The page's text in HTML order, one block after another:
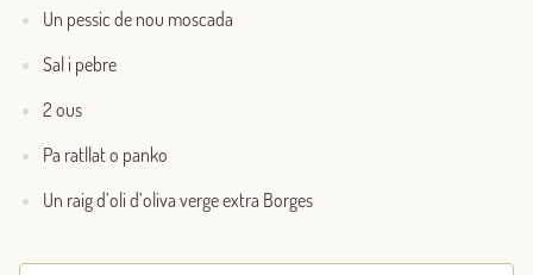
Un pessic de nou moscada
Sal i pebre
2 ous
Pa ratllat o panko
Un raig d’oli d’oliva verge extra Borges